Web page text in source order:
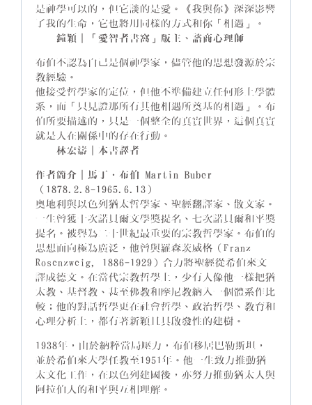
是神學可以的，但它談的是愛。《我與你》深深影響
了我的生命，它也將用同樣的方式和你「相遇」。
──鐘穎｜「愛智者書窩」版主、諮商心理師
布伯不認為自己是個神學家，儘管他的思想發源於宗
教經驗。
他接受哲學家的定位，但他不準備建立任何形上學體
系，而「只見證那所有其他相遇所奠基的相遇」。布
伯所要描述的，只是一個整全的真實世界，這個真實
就是人在關係中的存在行動。
林宏濤｜本書譯者
作者簡介｜馬丁．布伯 Martin Buber
（1878.2.8-1965.6.13）
奧地利與以色列猶太哲學家、聖經翻譯家、散文家。
一生曾獲十次諾貝爾文學獎提名、七次諾貝爾和平獎
提名。被譽為二十世紀最重要的宗教哲學家。布伯的
思想面向極為廣泛，他曾與羅森茨威格（Franz
Rosenzweig, 1886-1929）合力將聖經從希伯來文
譯成德文。在當代宗教哲學上，少有人像他一樣把猶
太教、基督教、甚至佛教和摩尼教納入一個體系作比
較；他的對話哲學更在社會哲學、政治哲學、教育和
心理分析上，都有著新穎且具啟發性的建樹。
1938年，由於納粹當局壓力，布伯移居巴勒斯坦，
並於希伯來大學任教至1951年。他一生致力推動猶
太文化工作，在以色列建國後，亦努力推動猶太人與
阿拉伯人的和平與互相理解。